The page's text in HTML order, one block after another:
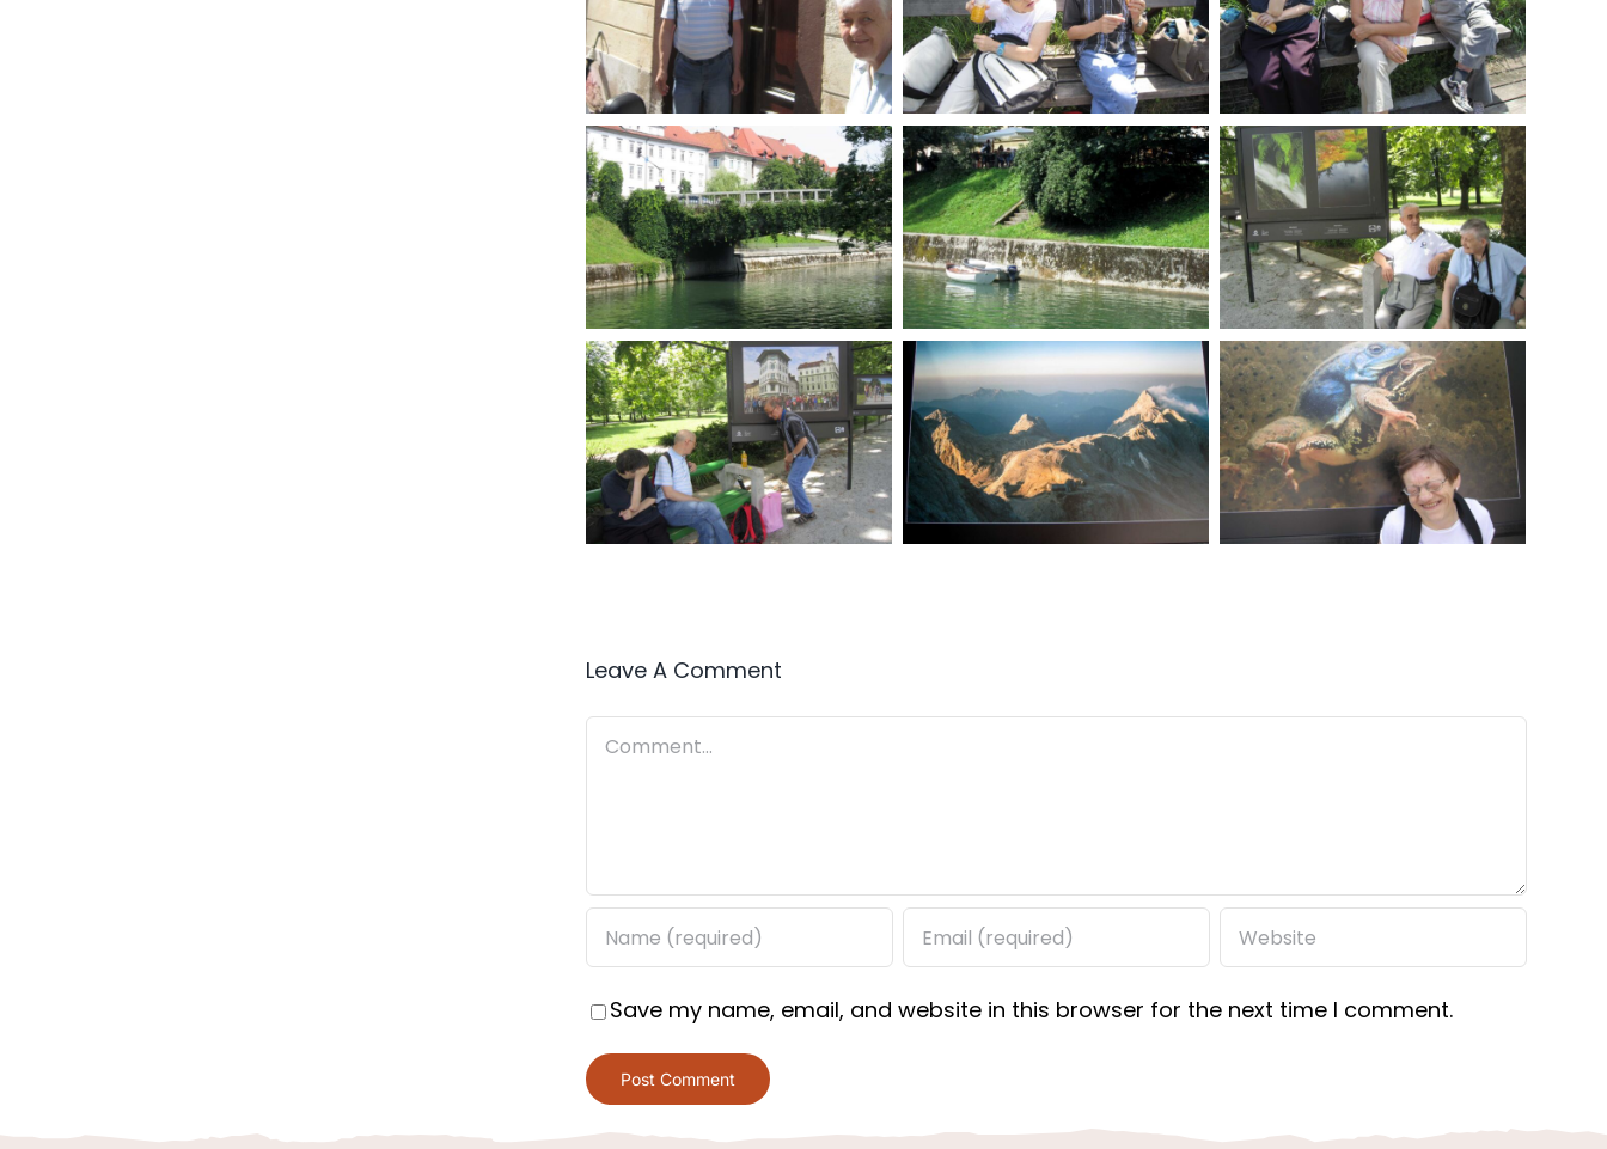
Leave A Comment
Comment
Save my name, email, and website in this browser for the next time I comment.